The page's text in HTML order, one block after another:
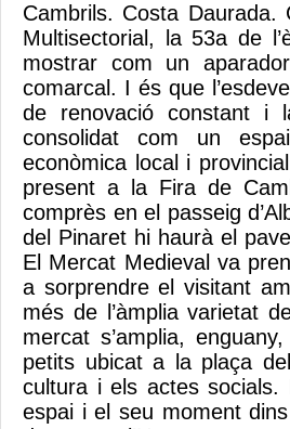
Cambrils. Costa
Multisectorial, la 53a de
mostrar com un
comarcal. I és que
de renovació constant i
consolidat com un
econòmica local i
present a la Fira de
comprès en el passeig
del Pinaret hi haurà el
El Mercat Medieval va
a sorprendre el visitant
més de l’àmplia varietat
mercat s’amplia,
petits ubicat a la plaça
cultura i els actes
espai i el seu moment